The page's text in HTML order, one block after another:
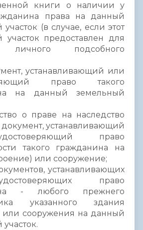
книги о наличии у
права на данный
(в случае, если этот
участок предоставлен для
личного подсобного
устанавливающий или
право такого
на данный земельный
о праве на наследство
устанавливающий
право
такого гражданина на
или сооружение;
устанавливающих
право
- любого прежнего
указанного здания
или сооружения на данный